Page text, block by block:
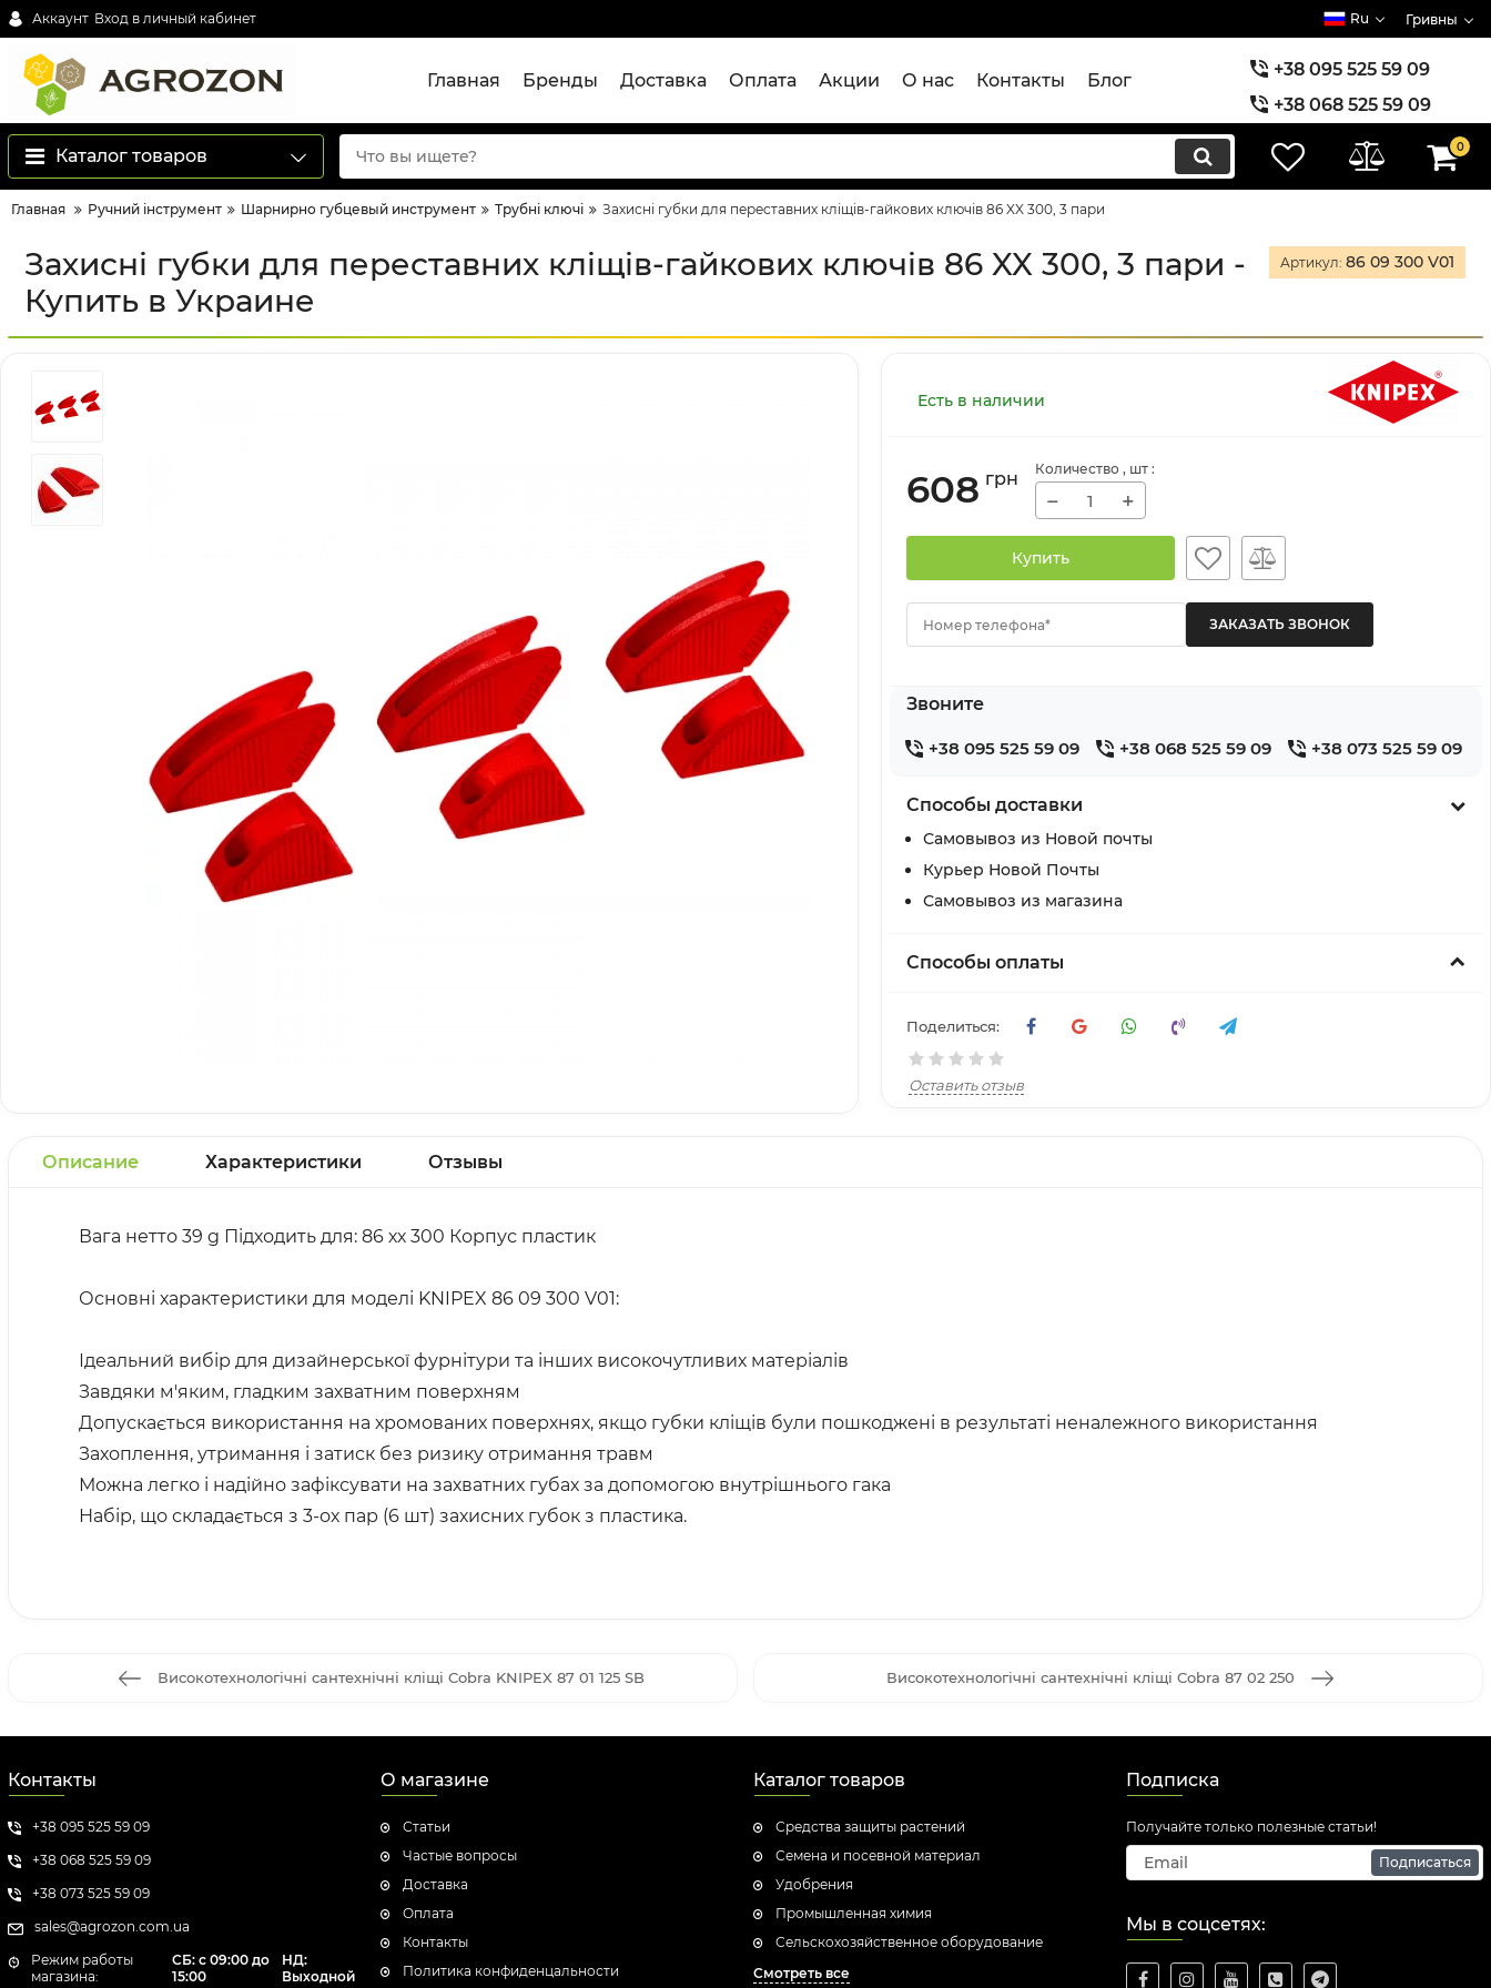
Аккаунт Вход в личный кабинет Ru Гривны
Главная Бренды Доставка Оплата Акции О нас Контакты Блог
+38 095 525 59 09
+38 068 525 59 09
+38 073 525 59 09
Каталог товаров 0
Главная Ручний інструмент Шарнирно губцевый инструмент Трубні ключі Захисні губки для переставних кліщів-гайкових ключів 86 XX 300, 3 пари
Захисні губки для переставних кліщів-гайкових ключів 86 XX 300, 3 пари -
Купить в Украине
Артикул: 86 09 300 V01
Есть в наличии
608 грн Количество , шт :
− +
Купить
Номер телефона*
Звоните
+38 095 525 59 09 +38 068 525 59 09 +38 073 525 59 09
Способы доставки
Самовывоз из Новой почты
Курьер Новой Почты
Самовывоз из магазина
Способы оплаты
Поделиться:
Оставить отзыв
Описание Характеристики Отзывы
Вага нетто 39 g Підходить для: 86 хх 300 Корпус пластик
Основні характеристики для моделі KNIPEX 86 09 300 V01:
Ідеальний вибір для дизайнерської фурнітури та інших високочутливих матеріалів
Завдяки м'яким, гладким захватним поверхням
Допускається використання на хромованих поверхнях, якщо губки кліщів були пошкоджені в результаті неналежного використання
Захоплення, утримання і затиск без ризику отримання травм
Можна легко і надійно зафіксувати на захватних губах за допомогою внутрішнього гака
Набір, що складається з 3-ох пар (6 шт) захисних губок з пластика.
Високотехнологічні сантехнічні кліщі Cobra KNIPEX 87 01 125 SB Високотехнологічні сантехнічні кліщі Cobra 87 02 250
Контакты
+38 095 525 59 09
+38 068 525 59 09
+38 073 525 59 09
sales@agrozon.com.ua
Режим работы
магазина:
СБ: с 09:00 до
15:00
НД:
Выходной
О магазине
Статьи
Частые вопросы
Доставка
Оплата
Контакты
Политика конфиденцальности
Каталог товаров
Средства защиты растений
Семена и посевной материал
Удобрения
Промышленная химия
Сельскохозяйственное оборудование
Смотреть все
Подписка
Получайте только полезные статьи!
Подписаться
Мы в соцсетях: